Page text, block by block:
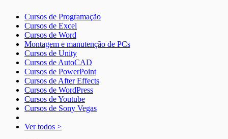
Cursos de Programação
Cursos de Excel
Cursos de Word
Montagem e manutenção de PCs
Cursos de Unity
Cursos de AutoCAD
Cursos de PowerPoint
Cursos de After Effects
Cursos de WordPress
Cursos de Youtube
Cursos de Sony Vegas
Ver todos >